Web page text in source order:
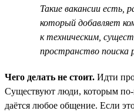
Такие вакансии есть,
который добавляет
к техническим,
пространство поиска
Чего делать не стоит. Идти
Существуют люди, которым
даётся любое общение. Если